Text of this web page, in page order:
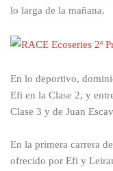
lo larga de la mañana.
En lo deportivo,
Efi en la Clase 2, y
Clase 3 y de Juan
En la primera carrera
ofrecido por Efi y